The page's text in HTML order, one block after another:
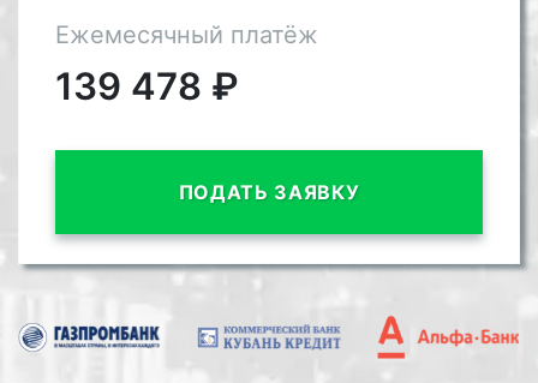
Ежемесячный платёж
139 478 ₽
ПОДАТЬ ЗАЯВКУ